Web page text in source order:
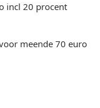
incl 20 procent
meende 70 euro